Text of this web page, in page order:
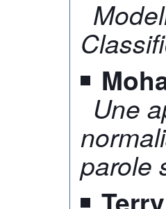
Une
parole